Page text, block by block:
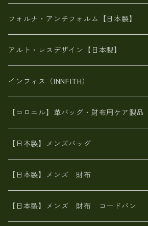
メタリック
スエード
メタリック
６号蝋引き帆布
豊岡製品
エナメルクロコ
がま口
斜め掛け
二つ折り財布
がま口財布
スペインレザー
メタリック
長財布
スペインレザー
佐賀牛革
L字ファスナー財布
スペインレザー
革友禅染め
ポーチ
ヌメ革
革友禅染め
財布ショルダー
ヌメ革
がま口財布
革友禅染め
火山灰染め
フォルナ・アンチフォルム【日本製】
BAG
財布・小物
アルト・レスデザイン【日本製】
BAG
財布・小物
インフィス（INNFITH）
BAG
財布・小物
【コロニル】革バッグ・財布用ケア製品
【日本製】メンズバッグ
【日本製】メンズ 財布
象革エレファント【日本製】メンズ 財布
【日本製】メンズ 財布 コードバン